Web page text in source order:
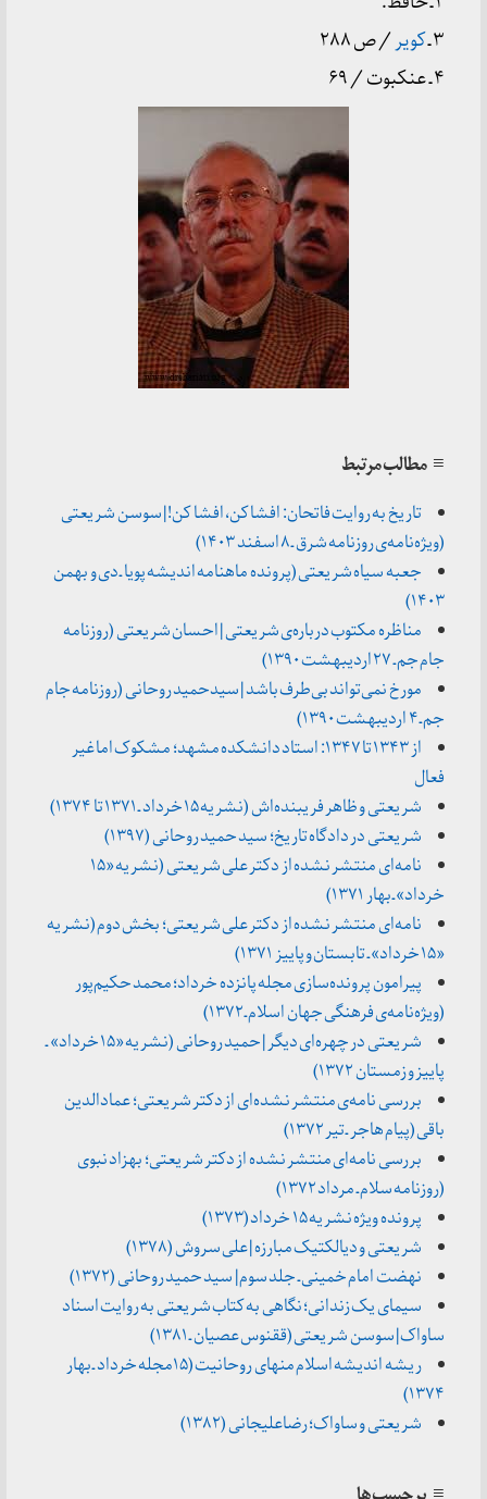
۳ ـ کویر/ ص ۲۸۸
۴ ـ عنکبوت / ۶۹
≡ مطالب مرتبط
تاریخ به روایت فاتحان: افشا کن، افشا کن! | سوسن شریعتی
(ویژه‌نامه‌ی روزنامه شرق ـ ۸ اسفند ۱۴۰۳)
جعبه سیاه شریعتی (پرونده ماهنامه اندیشه پویا ـ دی و بهمن
۱۴۰۳)
مناظره مکتوب درباره‌ی شریعتی | احسان شریعتی (روزنامه
جام جم ـ ۲۷ اردیبهشت ۱۳۹۰)
مورخ نمی‌تواند بی‌طرف باشد | سیدحمید روحانی (روزنامه جام
جم ـ ۴ اردیبهشت ۱۳۹۰)
از ۱۳۴۳ تا ۱۳۴۷: استاد دانشکده مشهد؛ مشکوک اما غیر
فعال
شریعتی و ظاهر فریبنده‌اش (نشریه ۱۵ خرداد ـ ۱۳۷۱ تا ۱۳۷۴)
شریعتی در دادگاه تاریخ؛ سید حمید روحانی (۱۳۹۷)
نامه‌ای منتشر نشده از دکتر علی شریعتی (نشریه «۱۵
خرداد» ـ بهار ۱۳۷۱)
نامه‌ای منتشر نشده از دکتر علی شریعتی؛ بخش دوم (نشریه
«۱۵ خرداد» ـ تابستان و پاییز ۱۳۷۱)
پیرامون پرونده‌سازی مجله پانزده خرداد؛ محمد حکیم‌پور
(ویژه‌نامه‌ی فرهنگی جهان اسلام ـ ۱۳۷۲)
شریعتی در چهره‌ای دیگر | حمید روحانی (نشریه «۱۵ خرداد» ـ
پاییز و زمستان ۱۳۷۲)
بررسی نامه‌ی منتشر نشده‌ای از دکتر شریعتی؛ عمادالدین
باقی (پیام هاجر ـ تیر ۱۳۷۲)
بررسی نامه‌ای منتشر نشده از دکتر شریعتی؛ بهزاد نبوی
(روزنامه سلام ـ مرداد ۱۳۷۲)
پرونده ویژه نشریه ۱۵ خرداد (۱۳۷۳)
شریعتی و دیالکتیک مبارزه | علی سروش (۱۳۷۸)
نهضت امام خمینی ـ جلد سوم | سید حمید روحانی (۱۳۷۲)
سیمای یک زندانی؛ نگاهی به کتاب شریعتی به روایت اسناد
ساواک | سوسن شریعتی (ققنوس عصیان ـ ۱۳۸۱)
ریشه اندیشه اسلام منهای روحانیت (۱۵مجله خرداد ـ بهار
۱۳۷۴)
شریعتی و ساواک؛ رضاعلیجانی (۱۳۸۲)